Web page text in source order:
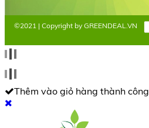
©2021 | Copyright by GREENDEAL.VN
Thêm vào giỏ hàng thành công